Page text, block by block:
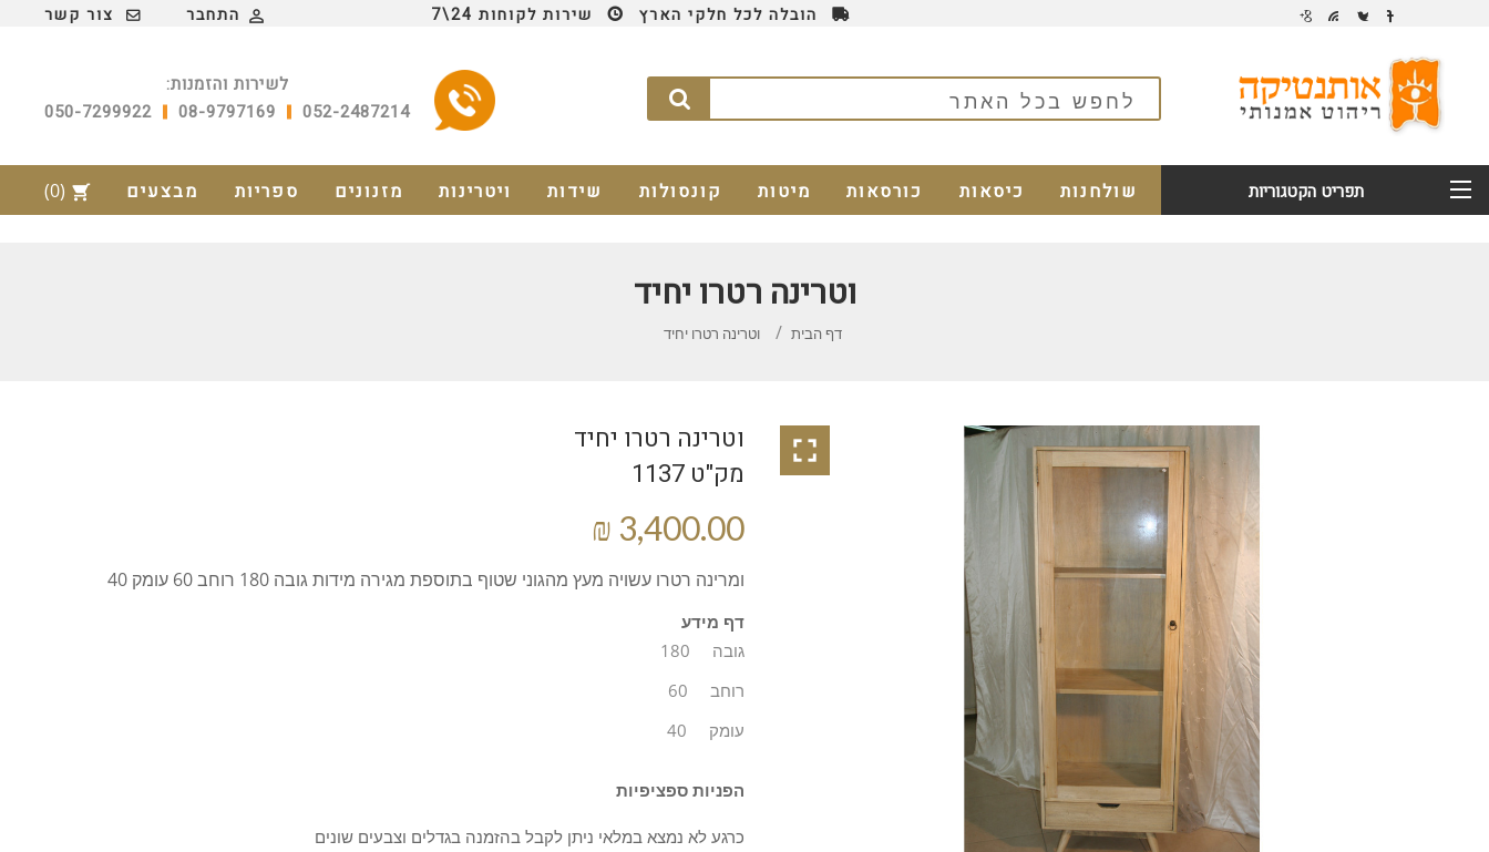
הובלה לכל חלקי הארץ שירות לקוחות 24\7  התחבר צור קשר
לשירות והזמנות:
052-2487214
08-9797169
050-7299922
shopping_cart
(0) שולחנות כיסאות כורסאות מיטות קונסולות שידות ויטרינות מזנונים ספריות מבצעים תפריט הקטגוריות
וטרינה רטרו יחיד
דף הבית וטרינה רטרו יחיד

וטרינה רטרו יחיד
מק"ט 1137
ומרינה רטרו עשויה מעץ מהגוני שטוף בתוספת מגירה מידות גובה 180 רוחב 60 עומק 40
דף מידע
גובה
180
רוחב
60
עומק
40
הפניות ספציפיות
כרגע לא נמצא במלאי ניתן לקבל בהזמנה בגדלים וצבעים שונים